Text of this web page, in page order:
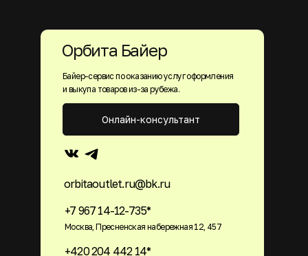
Байер-сервис по оказанию услуг оформления
и выкупа товаров из-за рубежа.
+7 967 14-12-735*
Москва, Пресненская набережная 12, 457
+420 204 442 14*
orbitaoutlet.ru@bk.ru
Онлайн-консультант
Орбита Байер